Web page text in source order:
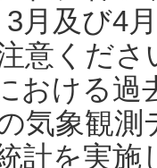
月及び4
意くだ
おける過
の気象観
計を実